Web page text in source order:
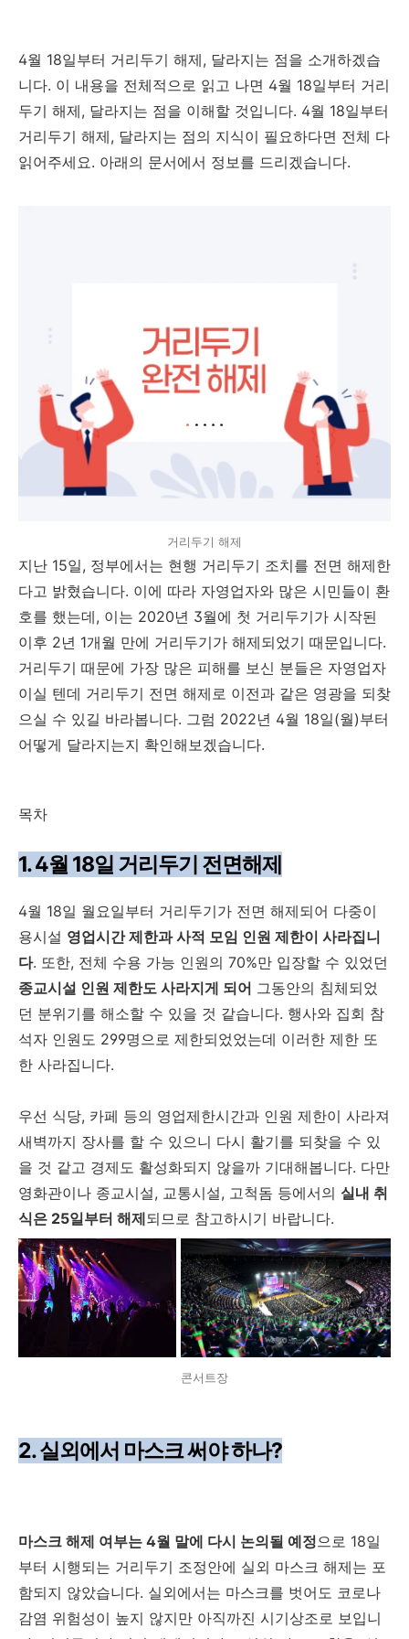
4월 18일부터 거리두기 해제, 달라지는 점을 소개하겠습
니다. 이 내용을 전체적으로 읽고 나면 4월 18일부터 거리
두기 해제, 달라지는 점을 이해할 것입니다. 4월 18일부터
거리두기 해제, 달라지는 점의 지식이 필요하다면 전체 다
읽어주세요. 아래의 문서에서 정보를 드리겠습니다.
거리두기 해제
지난 15일, 정부에서는 현행 거리두기 조치를 전면 해제한
다고 밝혔습니다. 이에 따라 자영업자와 많은 시민들이 환
호를 했는데, 이는 2020년 3월에 첫 거리두기가 시작된
이후 2년 1개월 만에 거리두기가 해제되었기 때문입니다.
거리두기 때문에 가장 많은 피해를 보신 분들은 자영업자
이실 텐데 거리두기 전면 해제로 이전과 같은 영광을 되찾
으실 수 있길 바라봅니다. 그럼 2022년 4월 18일(월)부터
어떻게 달라지는지 확인해보겠습니다.
목차
1. 4월 18일 거리두기 전면해제
4월 18일 월요일부터 거리두기가 전면 해제되어 다중이
용시설 영업시간 제한과 사적 모임 인원 제한이 사라집니
다. 또한, 전체 수용 가능 인원의 70%만 입장할 수 있었던
종교시설 인원 제한도 사라지게 되어 그동안의 침체되었
던 분위기를 해소할 수 있을 것 같습니다. 행사와 집회 참
석자 인원도 299명으로 제한되었었는데 이러한 제한 또
한 사라집니다.
우선 식당, 카페 등의 영업제한시간과 인원 제한이 사라져
새벽까지 장사를 할 수 있으니 다시 활기를 되찾을 수 있
을 것 같고 경제도 활성화되지 않을까 기대해봅니다. 다만
영화관이나 종교시설, 교통시설, 고척돔 등에서의 실내 취
식은 25일부터 해제되므로 참고하시기 바랍니다.
콘서트장
2. 실외에서 마스크 써야 하나?
마스크 해제 여부는 4월 말에 다시 논의될 예정으로 18일
부터 시행되는 거리두기 조정안에 실외 마스크 해제는 포
함되지 않았습니다. 실외에서는 마스크를 벗어도 코로나
감염 위험성이 높지 않지만 아직까진 시기상조로 보입니